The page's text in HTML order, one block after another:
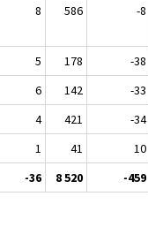
8 586 -8
5 178
-38
6 142
-33
4 421
-34
1 41
10
-36 8 520 -459